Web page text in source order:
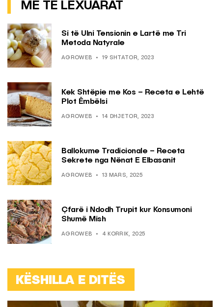
MË TË LEXUARAT
Si të Ulni Tensionin e Lartë me Tri
Metoda Natyrale
AGROWEB 19 SHTATOR, 2023
Kek Shtëpie me Kos – Receta e Lehtë
Plot Ëmbëlsi
AGROWEB 14 DHJETOR, 2023
Ballokume Tradicionale – Receta
Sekrete nga Nënat E Elbasanit
AGROWEB 13 MARS, 2025
Çfarë i Ndodh Trupit kur Konsumoni
Shumë Mish
AGROWEB 4 KORRIK, 2025
KËSHILLA E DITËS